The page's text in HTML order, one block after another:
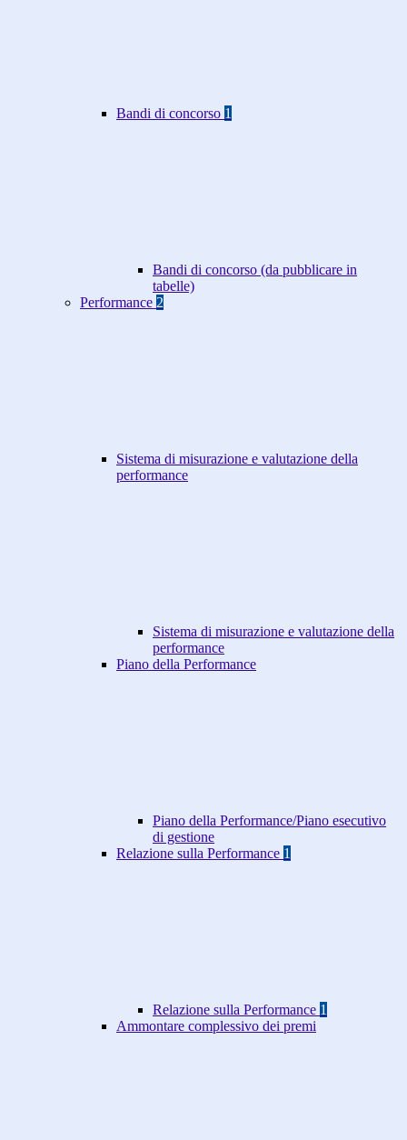
Bandi di concorso 1
Bandi di concorso (da pubblicare in
tabelle)
Performance 2
Sistema di misurazione e valutazione della
performance
Sistema di misurazione e valutazione della
performance
Piano della Performance
Piano della Performance/Piano esecutivo
di gestione
Relazione sulla Performance 1
Relazione sulla Performance 1
Ammontare complessivo dei premi